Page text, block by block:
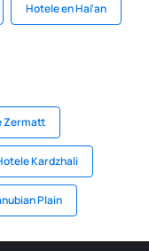
Hotele en Hai'an
Zermatt
Kardzhali
Plain